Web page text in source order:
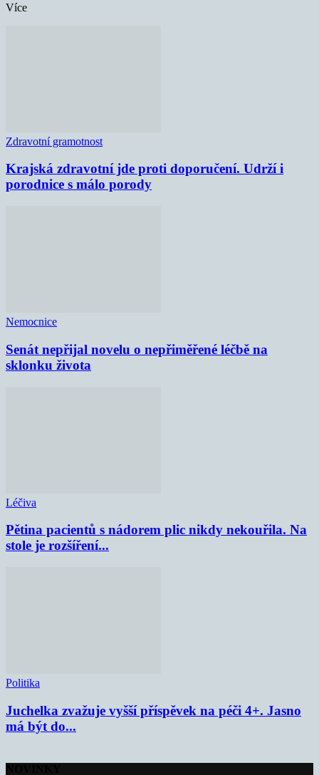
Více
Zdravotní gramotnost
Krajská zdravotní jde proti doporučení. Udrží i
porodnice s málo porody
Nemocnice
Senát nepřijal novelu o nepřiměřené léčbě na
sklonku života
Léčiva
Pětina pacientů s nádorem plic nikdy nekouřila. Na
stole je rozšíření...
Politika
Juchelka zvažuje vyšší příspěvek na péči 4+. Jasno
má být do...